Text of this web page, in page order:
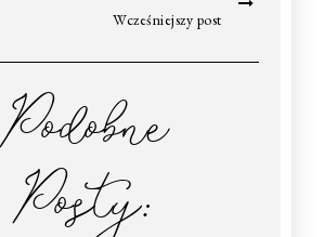
Wcześniejszy post
Podobne
Posty: